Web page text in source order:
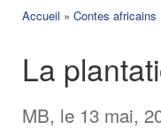
Accueil » Contes africains
La
MB, le 13 mai,